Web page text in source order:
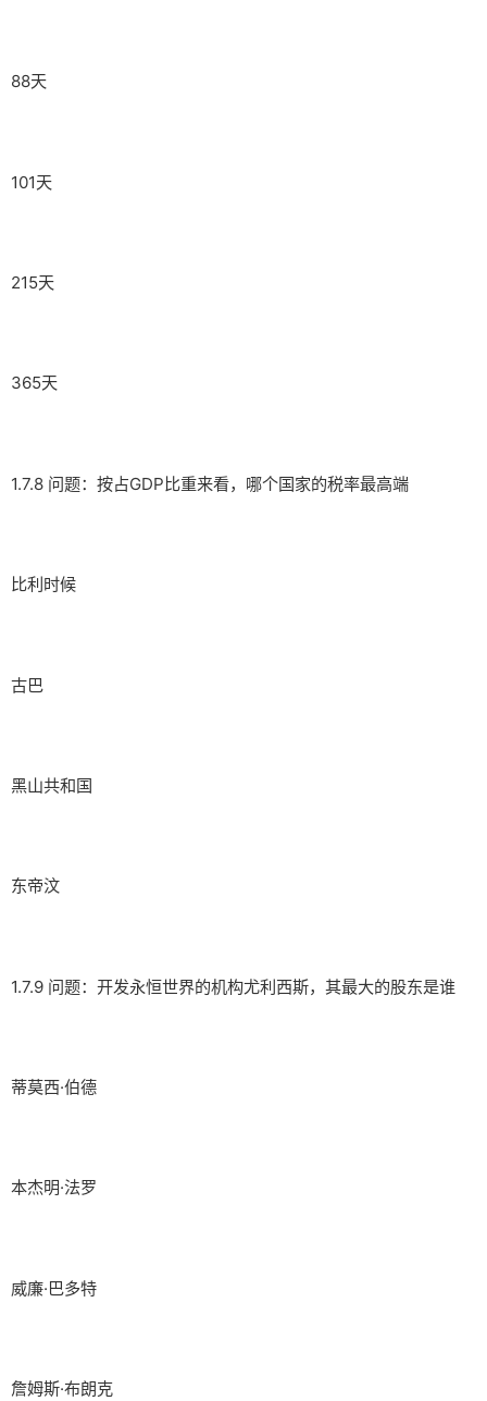
88天
101天
215天
365天
1.7.8 问题：按占GDP比重来看，哪个国家的税率最高端
比利时候
古巴
黑山共和国
东帝汶
1.7.9 问题：开发永恒世界的机构尤利西斯，其最大的股东是谁
蒂莫西·伯德
本杰明·法罗
威廉·巴多特
詹姆斯·布朗克